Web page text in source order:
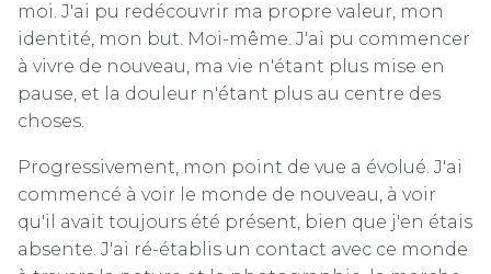
moi. J'ai pu redécouvrir ma propre valeur, mon
identité, mon but. Moi-même. J'ai pu commencer
à vivre de nouveau, ma vie n'étant plus mise en
pause, et la douleur n'étant plus au centre des
choses.
Progressivement, mon point de vue a évolué. J'ai
commencé à voir le monde de nouveau, à voir
qu'il avait toujours été présent, bien que j'en étais
absente. J'ai ré-établis un contact avec ce monde